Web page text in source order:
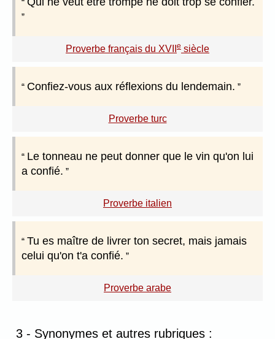
Proverbe français du XVII e siècle
Confiez-vous aux réflexions du lendemain.
Proverbe turc
Le tonneau ne peut donner que le vin qu'on lui
a confié.
Proverbe italien
Tu es maître de livrer ton secret, mais jamais
celui qu'on t'a confié.
Proverbe arabe
3 - Synonymes et autres rubriques :